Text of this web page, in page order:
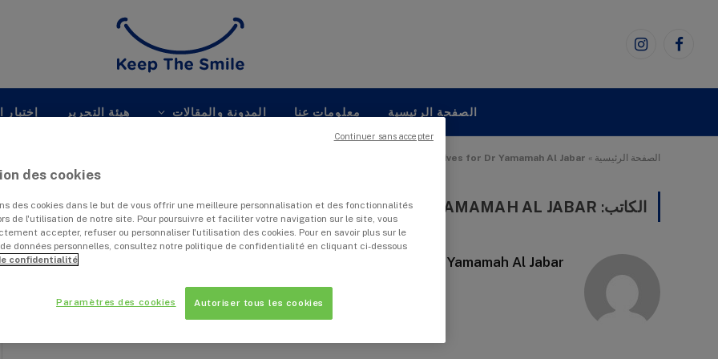
فيسبوكالانستغرام
الصفحة الرئيسية معلومات عنا المدونة والمقالات هيئة التحرير إختبار
الصفحة الرئيسية »
Archives for Dr Yamamah Al Jabar
الكاتب: DR YAMAMAH AL JABAR
Dr Yamamah Al Jabar
des cookies
des cookies dans le but de vous offrir une meilleure personnalisation et des fonctionnalités
de l'utilisation de notre site. Pour poursuivre et faciliter votre navigation sur le site, vous
accepter, refuser ou personnaliser l'utilisation des cookies. Pour en savoir plus sur le
données personnelles, consultez notre politique de confidentialité en cliquant ci-dessous
confidentialité
Paramètres des cookies Autoriser tous les cookies
Continuer sans accepter